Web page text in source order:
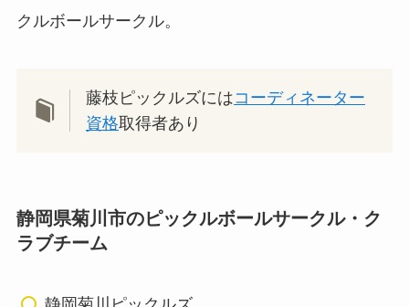
クルボールサークル。
藤枝ピックルズにはコーディネーター
資格取得者あり
静岡県菊川市のピックルボールサークル・ク
ラブチーム